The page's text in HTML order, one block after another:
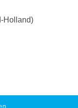
Holland)